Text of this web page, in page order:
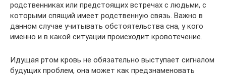
родственниках или предстоящих встречах с людьми, с
которыми спящий имеет родственную связь. Важно в
данном случае учитывать обстоятельства сна, у кого
именно и в какой ситуации происходит кровотечение.
Идущая ртом кровь не обязательно выступает сигналом
будущих проблем, она может как предзнаменовать